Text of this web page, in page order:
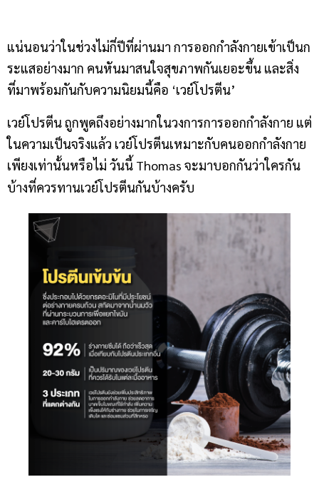
แน่นอนว่าในช่วงไม่กี่ปีที่ผ่านมา การออกกำลังกายเข้าเป็นก
ระแสอย่างมาก คนหันมาสนใจสุขภาพกันเยอะขึ้น และสิ่ง
ที่มาพร้อมกันกับความนิยมนี้คือ ‘เวย์โปรตีน’
เวย์โปรตีน ถูกพูดถึงอย่างมากในวงการการออกกำลังกาย แต่
ในความเป็นจริงแล้ว เวย์โปรตีนเหมาะกับคนออกกำลังกาย
เพียงเท่านั้นหรือไม่ วันนี้ Thomas จะมาบอกกันว่าใครกัน
บ้างที่ควรทานเวย์โปรตีนกันบ้างครับ